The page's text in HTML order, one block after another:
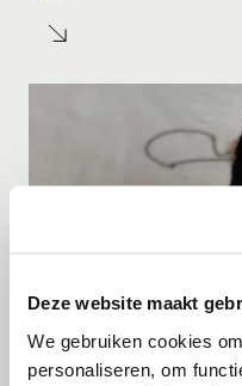
Deze website maakt
We gebruiken cookies
personaliseren, om